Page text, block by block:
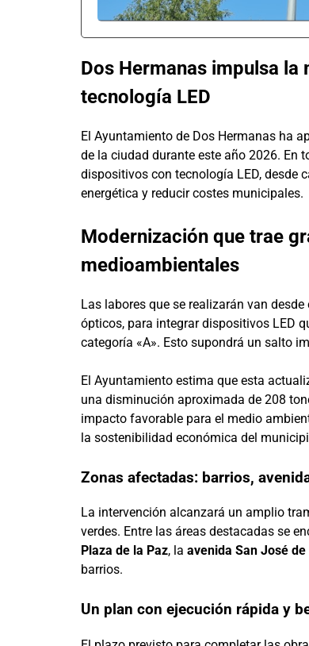
Dos Hermanas impulsa
tecnología LED
El Ayuntamiento de Dos Hermanas ha
de la ciudad durante este año 2026. En
dispositivos con tecnología LED, desde
energética y reducir costes municipales.
Modernización que trae
medioambientales
Las labores que se realizarán van
ópticos, para integrar dispositivos LED
categoría «A». Esto supondrá un salto
El Ayuntamiento estima que esta
una disminución aproximada de 208
impacto favorable para el medio
la sostenibilidad económica del
Zonas afectadas: barrios,
La intervención alcanzará un amplio
verdes. Entre las áreas destacadas se
Plaza de la Paz, la avenida San José de
barrios.
Un plan con ejecución rápida y